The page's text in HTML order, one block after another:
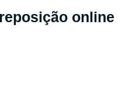
online